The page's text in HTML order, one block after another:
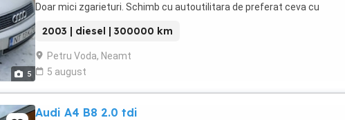
5
Doar mici zgarieturi. Schimb cu autoutilitara de preferat ceva cu
2003 | diesel | 300000 km
Petru Voda, Neamt
5 august
Audi A4 B8 2.0 tdi